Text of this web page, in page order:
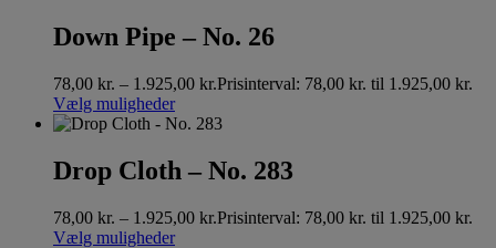
Down Pipe – No. 26
78,00 kr. – 1.925,00 kr.Prisinterval: 78,00 kr. til 1.925,00 kr.
Vælg muligheder
Drop Cloth – No. 283
78,00 kr. – 1.925,00 kr.Prisinterval: 78,00 kr. til 1.925,00 kr.
Vælg muligheder